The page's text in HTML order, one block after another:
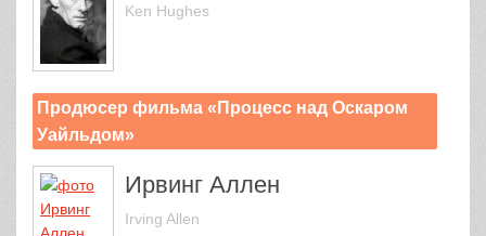
Ken Hughes
Продюсер фильма «Процесс над Оскаром
Уайльдом»
Ирвинг Аллен
Irving Allen